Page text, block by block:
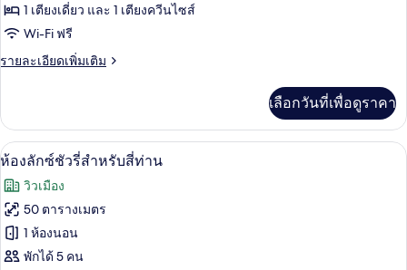
แฟ
มิ
ลี่
1 เตียงเดี่ยว และ 1 เตียงควีนไซส์
Wi-Fi ฟรี
รายละเอียดเพิ่มเติม
ราย
เกี่ยว
กับ
ห้อง
มิ
ลี่
เลือกวันที่เพื่อดูราคา
เปิด
ภาพถ่าย
ทั้งหมด
ของ
ห้อง
ห้องลักซ์ชัวรี่สำหรับสี่ท่าน | เตียงเมม
7
ห้องลักซ์ชัวรี่สำหรับสี่ท่าน
วิวเมือง
50 ตารางเมตร
1 ห้องนอน
พักได้ 5 คน